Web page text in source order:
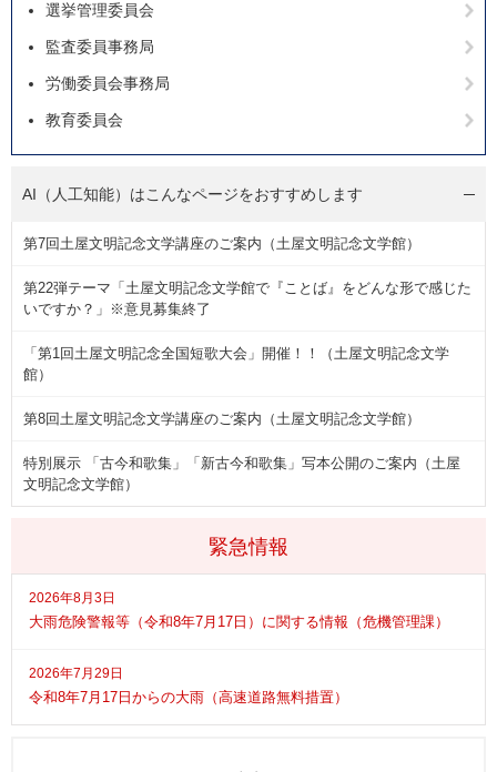
緊急情報
2026年8月3日
大雨危険警報等（令和8年7月17日）に関する情報（危機管理課）
2026年7月29日
令和8年7月17日からの大雨（高速道路無料措置）
選挙管理委員会
監査委員事務局
労働委員会事務局
教育委員会
AI（人工知能）はこんなページをおすすめします
第7回土屋文明記念文学講座のご案内（土屋文明記念文学館）
第22弾テーマ「土屋文明記念文学館で『ことば』をどんな形で感じた
いですか？」※意見募集終了
「第1回土屋文明記念全国短歌大会」開催！！（土屋文明記念文学
館）
第8回土屋文明記念文学講座のご案内（土屋文明記念文学館）
特別展示 「古今和歌集」「新古今和歌集」写本公開のご案内（土屋
文明記念文学館）